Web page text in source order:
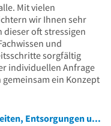
Mit vielen
wir Ihnen sehr
dieser oft stressigen
und
sorgfältig
individuellen Anfrage
ein Konzept
Dienstleistungen rund um Malerarbeiten, Entsorgungen und mehr